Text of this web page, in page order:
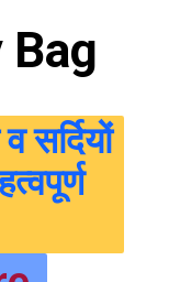
Bag
सर्दियों